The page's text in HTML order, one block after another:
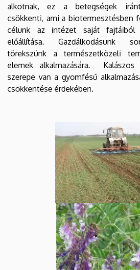
alkotnak, ez a betegségek
csökkenti, ami a biotermesztésben
célunk az intézet saját fajtáiból
előállítása. Gazdálkodásunk
törekszünk a természetközeli
elemek alkalmazására.
szerepe van a gyomfésű
csökkentése érdekében.